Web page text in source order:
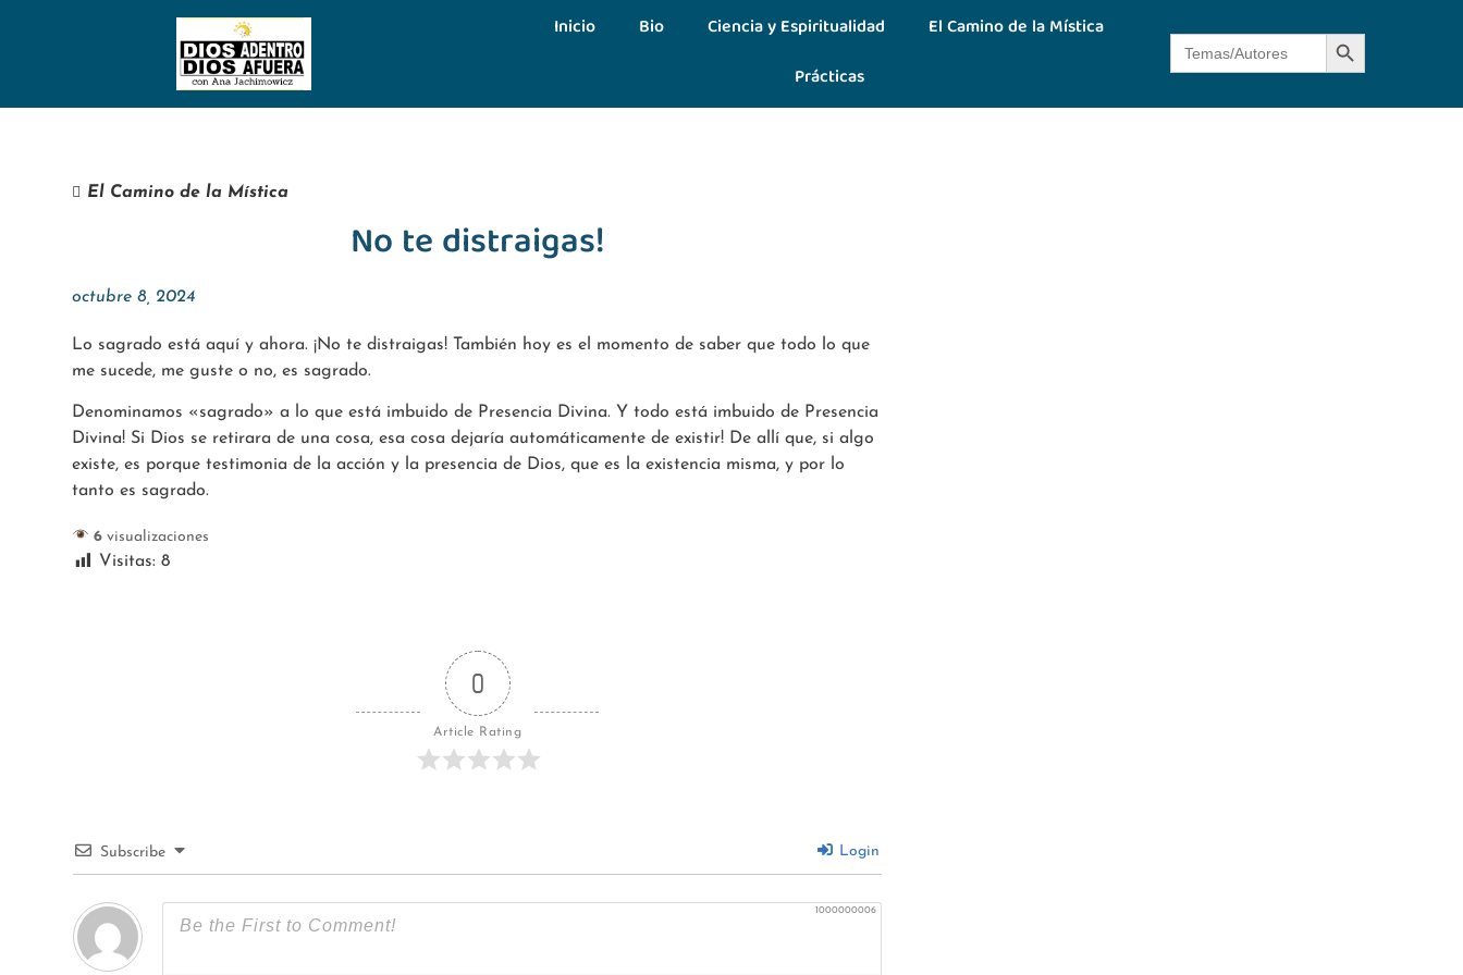
Inicio Bio Ciencia y Espiritualidad
El Camino de la Mística
Prácticas
Botón de
El Camino de la Mística
No te distraigas!
octubre 8, 2024
Lo sagrado está aquí y ahora. ¡No te distraigas! También hoy es el momento de saber que todo lo que
me sucede, me guste o no, es sagrado.
Denominamos «sagrado» a lo que está imbuido de Presencia Divina. Y todo está imbuido de Presencia
Divina! Si Dios se retirara de una cosa, esa cosa dejaría automáticamente de existir! De allí que, si algo
existe, es porque testimonia de la acción y la presencia de Dios, que es la existencia misma, y por lo
tanto es sagrado.
6visualizaciones
Visitas: 8
0
Article Rating
Subscribe Login
1000000006